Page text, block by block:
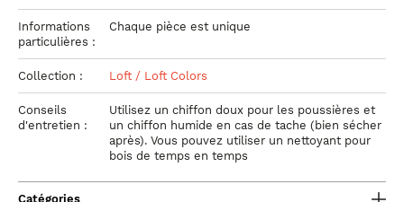
Informations
particulières :
Chaque pièce est unique
Collection : Loft / Loft Colors
Conseils
d'entretien :
Utilisez un chiffon doux pour les poussières et
un chiffon humide en cas de tache (bien sécher
après). Vous pouvez utiliser un nettoyant pour
bois de temps en temps
Catégories